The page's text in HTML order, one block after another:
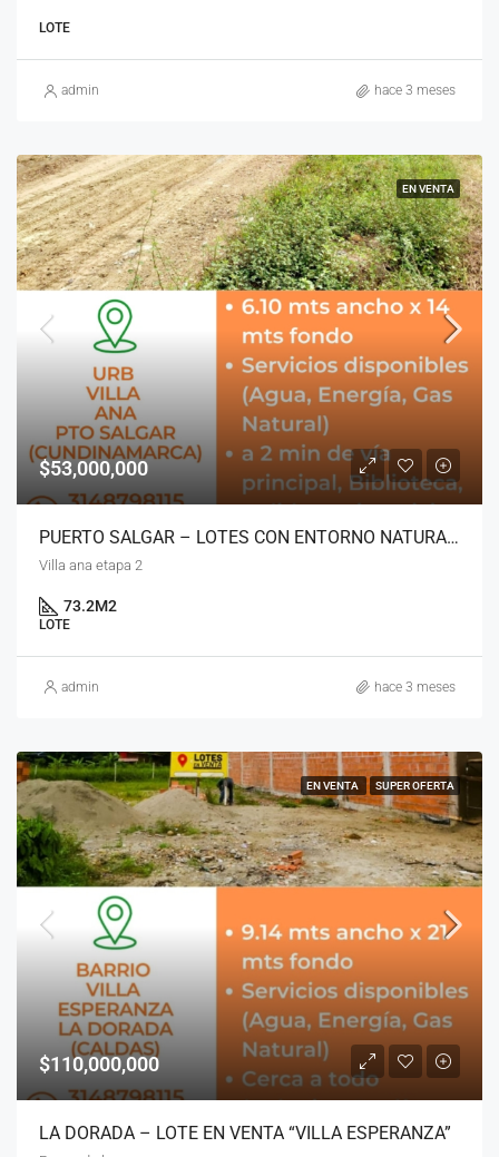
LOTE
admin hace 3 meses
EN VENTA
$53,000,000
PUERTO SALGAR – LOTES CON ENTORNO NATURAL EN BARRIO “VILLA ANA”
Villa ana etapa 2
73.2M2
LOTE
admin hace 3 meses
EN VENTA SUPER OFERTA
$110,000,000
LA DORADA – LOTE EN VENTA “VILLA ESPERANZA”